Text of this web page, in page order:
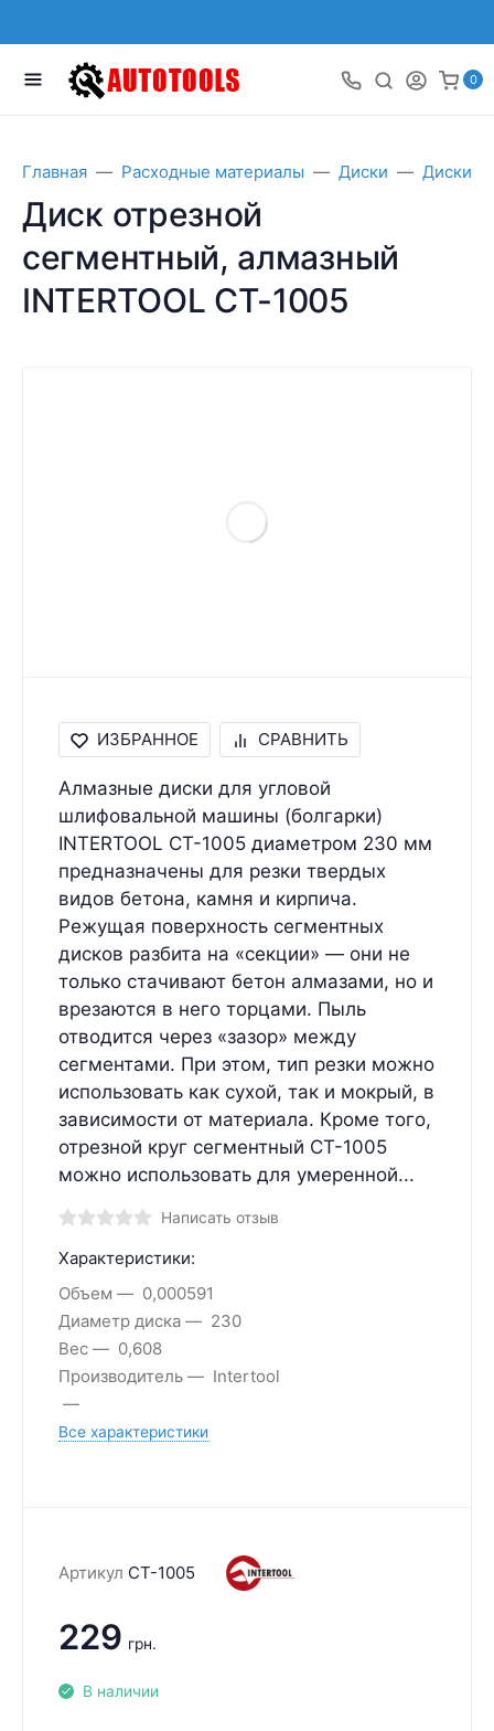
0
Главная Расходные материалы Диски Диски
Диск отрезной
сегментный, алмазный
INTERTOOL CT-1005
ИЗБРАННОЕ СРАВНИТЬ
Алмазные диски для угловой
шлифовальной машины (болгарки)
INTERTOOL CT-1005 диаметром 230 мм
предназначены для резки твердых
видов бетона, камня и кирпича.
Режущая поверхность сегментных
дисков разбита на «секции» — они не
только стачивают бетон алмазами, но и
врезаются в него торцами. Пыль
отводится через «зазор» между
сегментами. При этом, тип резки можно
использовать как сухой, так и мокрый, в
зависимости от материала. Кроме того,
отрезной круг сегментный CT-1005
можно использовать для умеренной...
Написать отзыв
Характеристики:
Объем
0,000591
Диаметр диска
230
Вес
0,608
Производитель
Intertool
Все характеристики
Артикул CT-1005
229 грн.
В наличии